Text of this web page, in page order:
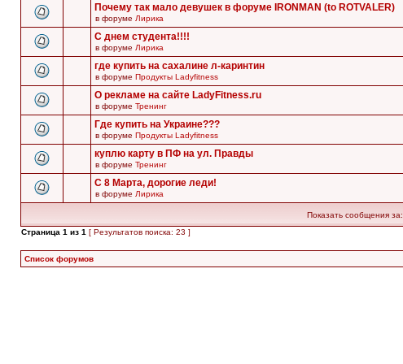
Почему так мало девушек в форуме IRONMAN (to ROTVALER)
в форуме Лирика
С днем студента!!!!
в форуме Лирика
где купить на сахалине л-каринтин
в форуме Продукты Ladyfitness
О рекламе на сайте LadyFitness.ru
в форуме Тренинг
Где купить на Украине???
в форуме Продукты Ladyfitness
куплю карту в ПФ на ул. Правды
в форуме Тренинг
С 8 Марта, дорогие леди!
в форуме Лирика
Показать сообщения за:
Страница 1 из 1 [ Результатов поиска: 23 ]
Список форумов